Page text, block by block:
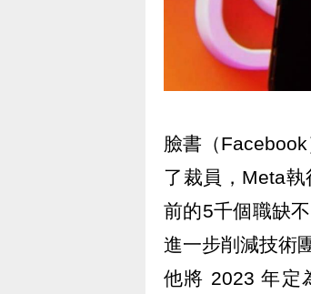
臉書（
了裁員，Meta
前的5千個職缺
進一步削減技術
他將 2023 年定